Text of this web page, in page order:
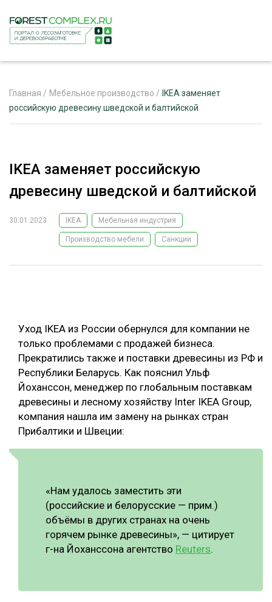
РЕКЛАМОДАТЕЛЯМ
ЛЕСНОЕ ХОЗЯЙСТВО
ЛЕСОЗАГОТОВКА
БИОЭНЕРГЕТИКА
ЛЕСОВОССТАНОВЛЕНИЕ И ЗАЩИТА
ЛОГИСТИКА
ПРОИЗВОДСТВО ДРЕВЕСНЫХ ПЛИТ
ЦБП
КОМПЛЕКСНАЯ ПЕРЕРАБОТКА
ДЕРЕВЯННОЕ ДОМОСТРОЕНИЕ
БЕЗОПАСНОЕ ПРОИЗВОДСТВО
СОРТИРОВКА ДРЕВЕСИНЫ
ТЕМАТИЧЕСКИЕ ПРОЕКТЫ
ПОДБОРКИ СТАТЕЙ
Главная / Мебельное производство /
IKEA заменяет
российскую древесину шведской и балтийской
IKEA заменяет российскую
древесину шведской и балтийской
30.01.2023 IKEA Мебельная индустрия
Производство мебели Санкции
Уход IKEA из России обернулся для компании не
только проблемами с продажей бизнеса.
Прекратились также и поставки древесины из РФ и
Республики Беларусь. Как пояснил Ульф
Йоханссон, менеджер по глобальным поставкам
древесины и лесному хозяйству Inter IKEA Group,
компания нашла им замену на рынках стран
Прибалтики и Швеции:
«Нам удалось заместить эти
(российские и белорусские — прим.)
объёмы в других странах на очень
горячем рынке древесины», — цитирует
г-на Йоханссона агентство Reuters.